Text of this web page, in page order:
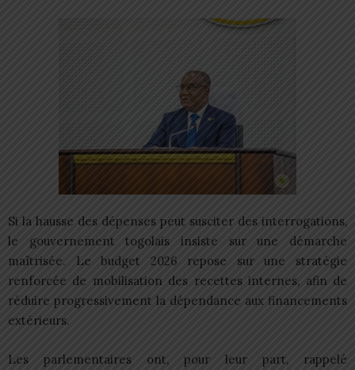
Si la hausse des dépenses peut susciter des interrogations,
le gouvernement togolais insiste sur une démarche
maîtrisée. Le budget 2026 repose sur une stratégie
renforcée de mobilisation des recettes internes, afin de
réduire progressivement la dépendance aux financements
extérieurs.
Les parlementaires ont, pour leur part, rappelé